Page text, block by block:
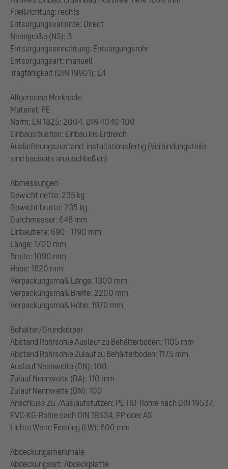
Fließrichtung: rechts
Entsorgungsvariante: Direct
Nenngröße (NS): 3
Entsorgungseinrichtung: Entsorgungsrohr
Entsorgungsart: manuell
Tragfähigkeit (DIN 19901): E4
Allgemeine Merkmale
Material: PE
Norm: EN 1825: 2004, DIN 4040-100
Einbausituation: Einbau ins Erdreich
Auslieferungszustand: installationsfertig (Verbindungsteile
sind bauseits anzuschließen)
Abmessungen
Gewicht netto: 235 kg
Gewicht brutto: 235 kg
Durchmesser: 648 mm
Einbautiefe: 690 - 1190 mm
Länge: 1700 mm
Breite: 1090 mm
Höhe: 1820 mm
Verpackungsmaß Länge: 1300 mm
Verpackungsmaß Breite: 2200 mm
Verpackungsmaß Höhe: 1970 mm
Behälter/Grundkörper
Abstand Rohrsohle Auslauf zu Behälterboden: 1105 mm
Abstand Rohrsohle Zulauf zu Behälterboden: 1175 mm
Auslauf Nennweite (DN): 100
Zulauf Nennweite (DA): 110 mm
Zulauf Nennweite (DN): 100
Anschluss Zu-/Auslaufstutzen: PE-HD-Rohre nach DIN 19537,
PVC-KG-Rohre nach DIN 19534, PP oder AS
Lichte Weite Einstieg (LW): 600 mm
Abdeckungsmerkmale
Abdeckungsart: Abdeckplatte